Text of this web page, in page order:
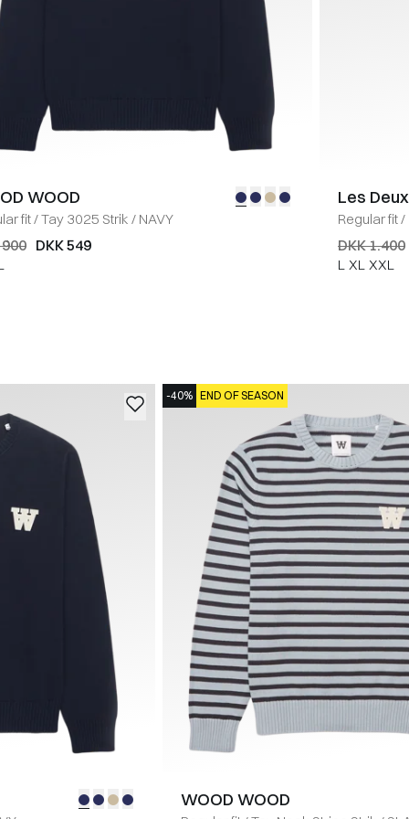
WOOD
fit/Tay 3025 Strik / NAVY
DKK 549
Les Deux
Regular fit/
DKK 1.400
L XL XXL
-40% END OF SEASON
WOOD WOOD